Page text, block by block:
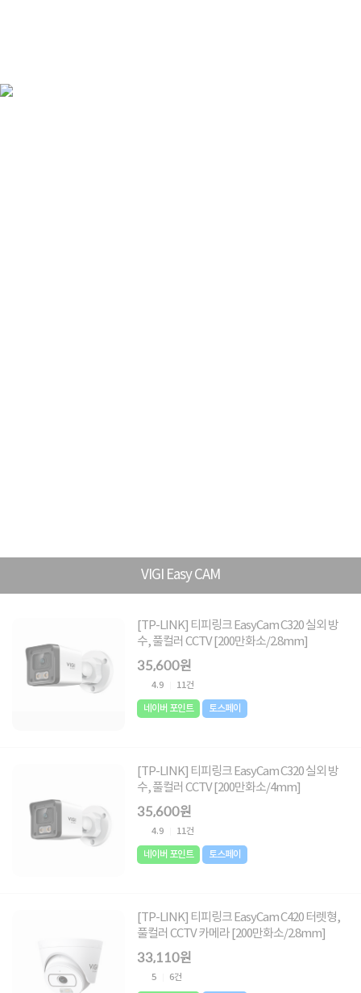
VIGI Easy CAM
[TP-LINK] 티피링크 EasyCam C320 실외 방
수, 풀컬러 CCTV [200만화소/2.8mm]
35,600원
4.9 11건
네이버 포인트 토스페이
[TP-LINK] 티피링크 EasyCam C320 실외 방
수, 풀컬러 CCTV [200만화소/4mm]
35,600원
4.9 11건
네이버 포인트 토스페이
[TP-LINK] 티피링크 EasyCam C420 터렛형,
풀컬러 CCTV 카메라 [200만화소/2.8mm]
33,110원
5 6건